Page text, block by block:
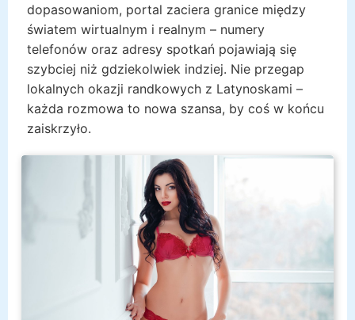
dopasowaniom, portal zaciera granice między
światem wirtualnym i realnym – numery
telefonów oraz adresy spotkań pojawiają się
szybciej niż gdziekolwiek indziej. Nie przegap
lokalnych okazji randkowych z Latynoskami –
każda rozmowa to nowa szansa, by coś w końcu
zaiskrzyło.